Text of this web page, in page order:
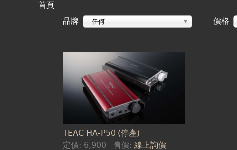
首頁
品牌
- 任何 - 價格
TEAC HA-P50 (停產)
定價: 6,900 售價:線上詢價